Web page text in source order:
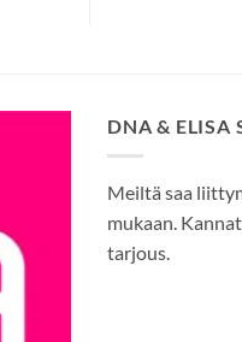
DNA & ELISA
Meiltä saa
mukaan.
tarjous.